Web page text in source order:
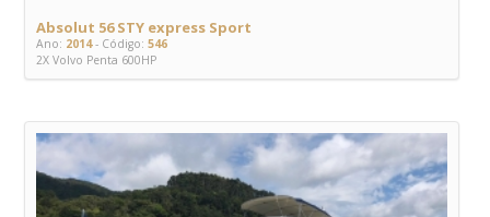
Absolut 56 STY express Sport
Ano: 2014- Código: 546
2X Volvo Penta 600HP